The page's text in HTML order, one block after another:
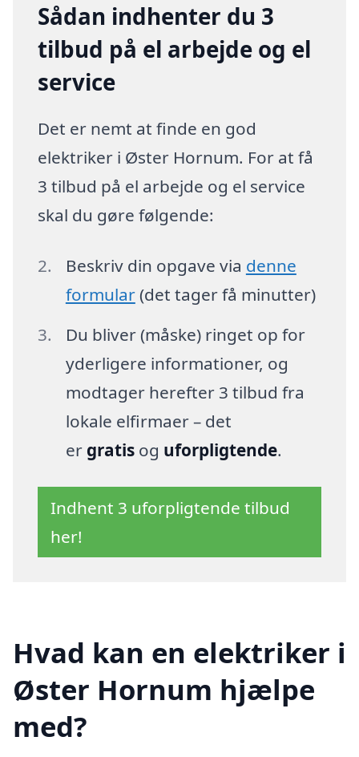
Sådan indhenter du 3
tilbud på el arbejde og el
service
Det er nemt at finde en god
elektriker i Øster Hornum. For at få
3 tilbud på el arbejde og el service
skal du gøre følgende:
Beskriv din opgave via denne
formular(det tager få minutter)
Du bliver (måske) ringet op for
yderligere informationer, og
modtager herefter 3 tilbud fra
lokale elfirmaer – det
er gratisog uforpligtende.
Indhent 3 uforpligtende tilbud
her!
Hvad kan en elektriker i
Øster Hornum hjælpe
med?